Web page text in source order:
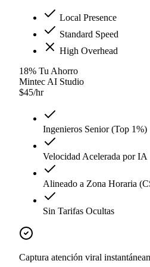
Local Presence
Standard Speed
High Overhead
18% Tu Ahorro
Mintec AI Studio
$45/hr
Ingenieros Senior (Top 1%)
Velocidad Acelerada por IA
Alineado a Zona Horaria
Sin Tarifas Ocultas
Captura atención viral